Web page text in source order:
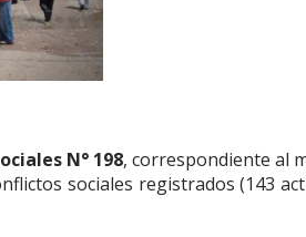
N° 198, correspondiente al
sociales registrados (143